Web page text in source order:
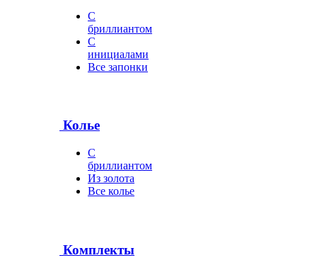
С
бриллиантом
С
инициалами
Все запонки
Колье
С
бриллиантом
Из золота
Все колье
Комплекты